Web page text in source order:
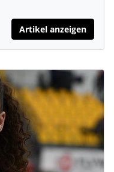
Artikel anzeigen